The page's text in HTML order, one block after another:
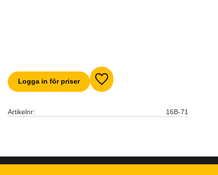
Logga in för priser Lägg till i favoriter
Artikelnr 16B-71